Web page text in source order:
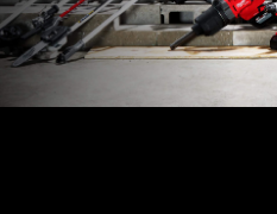
(°C)
Thread size (mm)
电压(V)